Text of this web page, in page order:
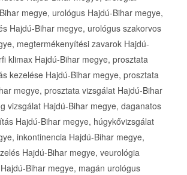
megye, urológus Hajdú-Bihar megye,
Hajdú-Bihar megye, urológus szakorvos
megtermékenyítési zavarok Hajdú-
klimax Hajdú-Bihar megye, prosztata
kezelése Hajdú-Bihar megye, prosztata
megye, prosztata vizsgálat Hajdú-Bihar
vizsgálat Hajdú-Bihar megye, daganatos
Hajdú-Bihar megye, húgykővizsgálat
inkontinencia Hajdú-Bihar megye,
Hajdú-Bihar megye, veurológia
Bihar megye, magán urológus